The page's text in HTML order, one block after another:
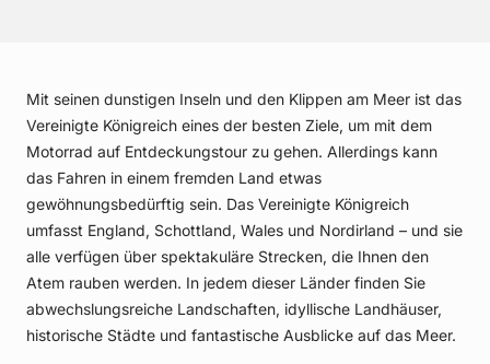
Mit seinen dunstigen Inseln und den Klippen am Meer ist das
Vereinigte Königreich eines der besten Ziele, um mit dem
Motorrad auf Entdeckungstour zu gehen. Allerdings kann
das Fahren in einem fremden Land etwas
gewöhnungsbedürftig sein. Das Vereinigte Königreich
umfasst England, Schottland, Wales und Nordirland – und sie
alle verfügen über spektakuläre Strecken, die Ihnen den
Atem rauben werden. In jedem dieser Länder finden Sie
abwechslungsreiche Landschaften, idyllische Landhäuser,
historische Städte und fantastische Ausblicke auf das Meer.